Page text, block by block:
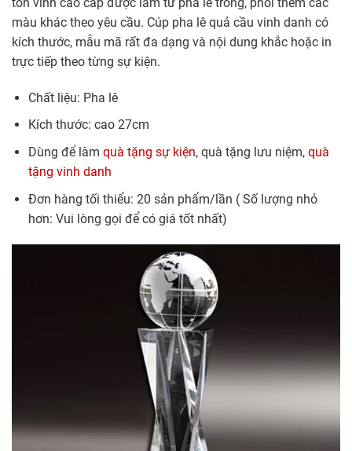
màu khác theo yêu cầu. Cúp pha lê quả cầu vinh danh có
kích thước, mẫu mã rất đa dạng và nội dung khắc hoặc in
trực tiếp theo từng sự kiện.
Chất liệu: Pha lê
Kích thước: cao 27cm
Dùng để làm quà tặng sự kiện, quà tặng lưu niệm, quà
tặng vinh danh
Đơn hàng tối thiểu: 20 sản phẩm/lần ( Số lượng nhỏ
hơn: Vui lòng gọi để có giá tốt nhất)